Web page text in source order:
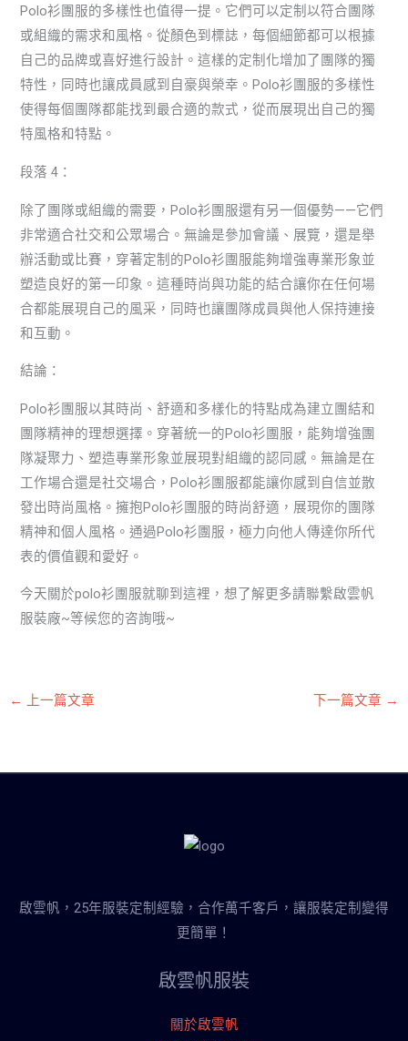
Polo衫團服的多樣性也值得一提。它們可以定制以符合團隊
或組織的需求和風格。從顏色到標誌，每個細節都可以根據
自己的品牌或喜好進行設計。這樣的定制化增加了團隊的獨
特性，同時也讓成員感到自豪與榮幸。Polo衫團服的多樣性
使得每個團隊都能找到最合適的款式，從而展現出自己的獨
特風格和特點。
段落 4：
除了團隊或組織的需要，Polo衫團服還有另一個優勢——它們
非常適合社交和公眾場合。無論是參加會議、展覽，還是舉
辦活動或比賽，穿著定制的Polo衫團服能夠增強專業形象並
塑造良好的第一印象。這種時尚與功能的結合讓你在任何場
合都能展現自己的風采，同時也讓團隊成員與他人保持連接
和互動。
結論：
Polo衫團服以其時尚、舒適和多樣化的特點成為建立團結和
團隊精神的理想選擇。穿著統一的Polo衫團服，能夠增強團
隊凝聚力、塑造專業形象並展現對組織的認同感。無論是在
工作場合還是社交場合，Polo衫團服都能讓你感到自信並散
發出時尚風格。擁抱Polo衫團服的時尚舒適，展現你的團隊
精神和個人風格。通過Polo衫團服，極力向他人傳達你所代
表的價值觀和愛好。
今天關於polo衫團服就聊到這裡，想了解更多請聯繫啟雲帆
服裝廠~等候您的咨詢哦~
← 上一篇文章 下一篇文章 →
啟雲帆，25年服裝定制經驗，合作萬千客戶，讓服裝定制變得
更簡單！
啟雲帆服裝
關於啟雲帆